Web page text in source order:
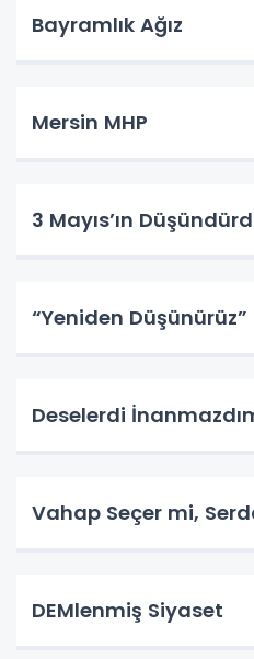
Bayramlık Ağız
Mersin MHP
3 Mayıs’ın
“Yeniden Düşünürüz”
Deselerdi
Vahap Seçer mi,
DEMlenmiş Siyaset